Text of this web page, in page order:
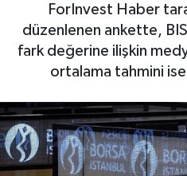
ForInvest Haber
düzenlenen ankette,
fark değerine ilişkin
ortalama tahmini
BIST 100 Isı Haritası
Coin Isı Haritası
Ekonomik Takvim
Kiripto Para Piyasası